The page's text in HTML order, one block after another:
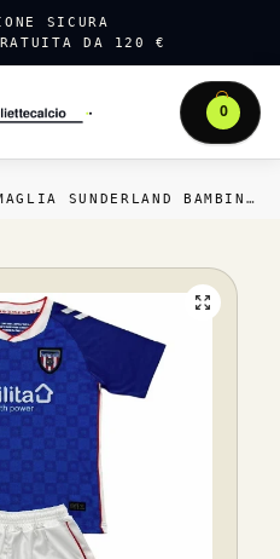
SICURA
DA 120 €
0
SUNDERLAND BAMBINI